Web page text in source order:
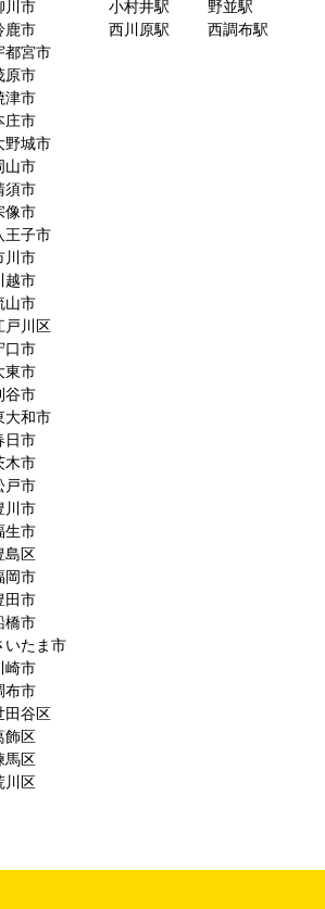
川市
鹿市
都宮市
原市
津市
庄市
野城市
山市
須市
像市
王子市
川市
越市
山市
戸川区
口市
東市
谷市
大和市
日市
木市
戸市
川市
生市
島区
岡市
田市
橋市
いたま市
崎市
布市
田谷区
飾区
馬区
川区
小村井駅
野並駅
西川原駅
西調布駅